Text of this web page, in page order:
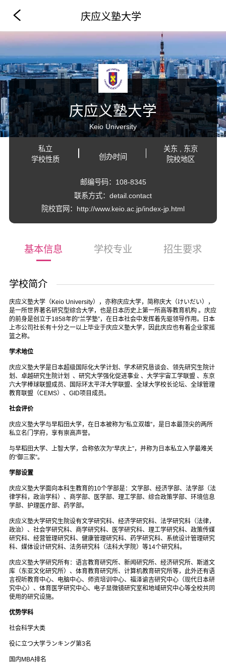
庆应义塾大学
庆应义塾大学
Keio University
私立
学校性质
创办时间
关东 , 东京
院校地区
邮编号码：108-8345
联系方式：detail.contact
院校官网：http://www.keio.ac.jp/index-jp.html
基本信息 学校专业 招生要求
学校简介
庆应义塾大学（Keio University），亦称庆应大学，简称庆大（けいだい），
是一所世界著名研究型综合大学，也是日本历史上第一所高等教育机构 。庆应
的前身是创立于1858年的“兰学塾”，在日本社会中发挥着先驱领导作用。日本
上市公司社长有十分之一以上毕业于庆应义塾大学，因此庆应也有着企业家摇
篮之称。
学术地位
庆应义塾大学是日本超级国际化大学计划、学术研究恳谈会、领先研究生院计
划、卓越研究生院计划 、研究大学强化促进事业 、大学宇宙工学联盟 、东京
六大学棒球联盟成员、国际环太平洋大学联盟、全球大学校长论坛、全球管理
教育联盟（CEMS）、GID项目成员。
社会评价
庆应义塾大学与早稻田大学，在日本被称为“私立双雄”，是日本最顶尖的两所
私立名门学府，享有崇高声誉。
与早稻田大学、上智大学，合称依次为“早庆上”，并称为日本私立入学最难关
的“御三家”。
学部设置
庆应义塾大学面向本科生教育的10个学部是：文学部、经济学部、法学部（法
律学科，政治学科）、商学部、医学部、理工学部、综合政策学部、环境信息
学部、护理医疗部、药学部。
庆应义塾大学研究生院设有文学研究科、经济学研究科、法学研究科（法律，
政治）、社会学研究科、商学研究科、医学研究科、理工学研究科、政策传媒
研究科、经营管理研究科、健康管理研究科、药学研究科、系统设计管理研究
科、媒体设计研究科、法务研究科（法科大学院）等14个研究科。
庆应义塾大学研究所有：语言教育研究所、新闻研究所、经济研究所、斯道文
库（东亚文化研究所）、体育教育研究所、计算机教育研究所等，此外还有语
言视听教育中心、电脑中心、师资培训中心、福泽谕吉研究中心（现代日本研
究中心）、体育医学研究中心、电子显微镜研究室和地域研究中心等全校共同
使用的研究设施。
优势学科
社会科学大类
役に立つ大学ランキング第3名
国内MBA排名